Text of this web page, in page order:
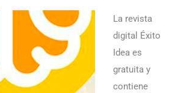
La revista
digital Éxito
Idea es
gratuita y
contiene